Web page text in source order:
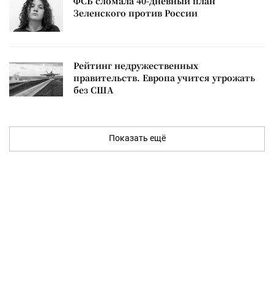
Зеленского против России
Рейтинг недружественных
правительств. Европа учится угрожать
без США
Показать ещё